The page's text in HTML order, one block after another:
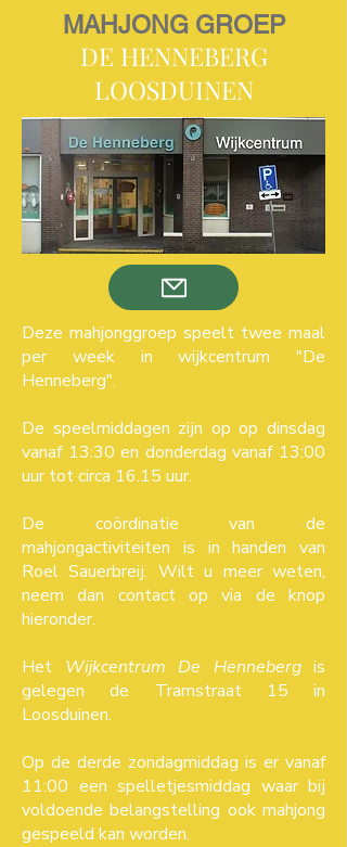
MAHJONG GROEP
DE HENNEBERG
LOOSDUINEN
Deze mahjonggroep speelt twee maal
per week in wijkcentrum "De
Henneberg".
De speelmiddagen zijn op op dinsdag
vanaf 13:30 en donderdag vanaf 13:00
uur tot circa 16.15 uur.
De coördinatie van de
mahjongactiviteiten is in handen van
Roel Sauerbreij. Wilt u meer weten,
neem dan contact op via de knop
hieronder.
Het Wijkcentrum De Hennebergis
gelegen de Tramstraat 15 in
Loosduinen.
Op de derde zondagmiddag is er vanaf
11:00 een spelletjesmiddag waar bij
voldoende belangstelling ook mahjong
gespeeld kan worden.